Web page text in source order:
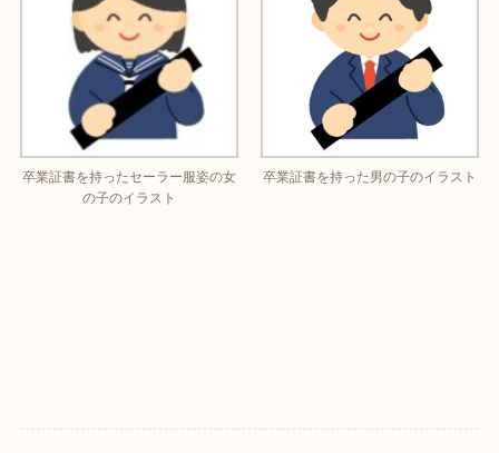
卒業証書を持ったセーラー服姿の女
の子のイラスト
卒業証書を持った男の子のイラスト